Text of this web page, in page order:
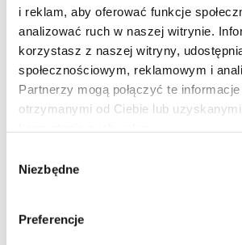
i reklam, aby oferować funkcje
analizować ruch w naszej witrynie.
korzystasz z naszej witryny,
społecznościowym, reklamowym i
Partnerzy mogą połączyć te
otrzymanymi od Ciebie lub
zgody
Niezbędne
Preferencje
Marley’ki 2026: Love
Sensithief Sound
MARLEY’KI to lubelskie święto muzyki